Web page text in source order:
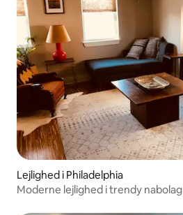
Lejlighed i Philadelphia
Moderne lejlighed i trendy nabolag